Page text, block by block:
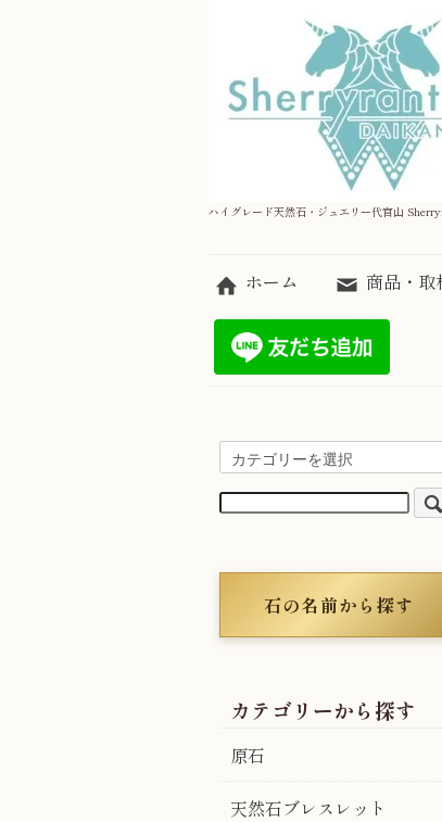
ハイグレード天然石・ジュエリー代官山
ホーム 商品・取
石の名前から探す
カテゴリーから探す
原石
天然石ブレスレット